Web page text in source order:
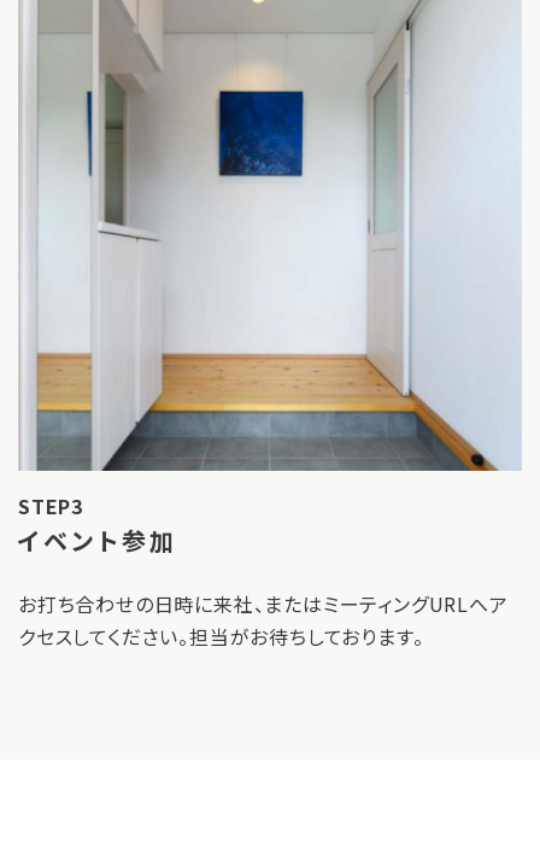
STEP3
イベント参加
お打ち合わせの日時に来社、またはミーティングURLへア
クセスしてください。担当がお待ちしております。